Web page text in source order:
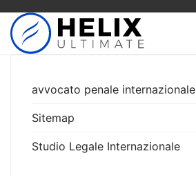
avvocato penale internazionale
Sitemap
Studio Legale Internazionale